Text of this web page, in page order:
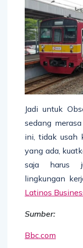
Jadi untuk
sedang
ini, tidak usah
yang ada,
saja harus
lingkungan
Latinos
Sumber:
Bbc.com